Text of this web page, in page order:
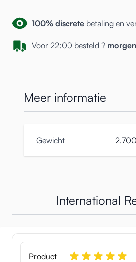
100% discrete betaling en
Voor 22:00 besteld ?
Meer informatie
Gewicht
International
Product